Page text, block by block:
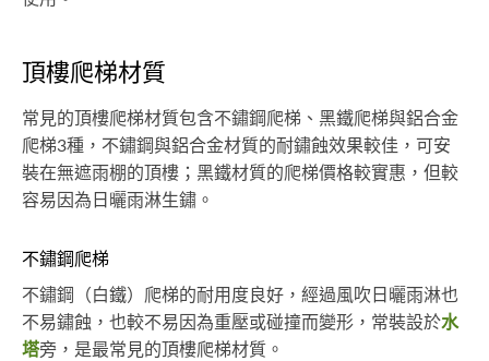
頂樓爬梯材質
常見的頂樓爬梯材質包含不鏽鋼爬梯、黑鐵爬梯與鋁合金
爬梯3種，不鏽鋼與鋁合金材質的耐鏽蝕效果較佳，可安
裝在無遮雨棚的頂樓；黑鐵材質的爬梯價格較實惠，但較
容易因為日曬雨淋生鏽。
不鏽鋼爬梯
不鏽鋼（白鐵）爬梯的耐用度良好，經過風吹日曬雨淋也
不易鏽蝕，也較不易因為重壓或碰撞而變形，常裝設於水
塔旁，是最常見的頂樓爬梯材質。